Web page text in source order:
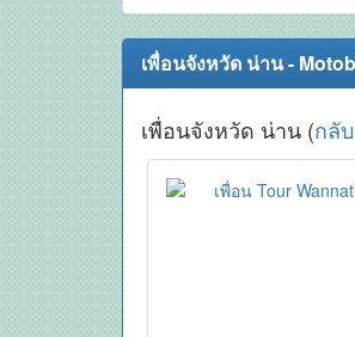
เพื่อนจังหวัด น่าน -
เพื่อนจังหวัด น่าน (กลั